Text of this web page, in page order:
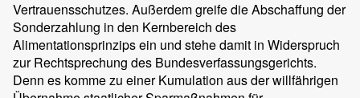
Vertrauensschutzes. Außerdem greife die Abschaffung der
Sonderzahlung in den Kernbereich des
Alimentationsprinzips ein und stehe damit in Widerspruch
zur Rechtsprechung des Bundesverfassungsgerichts.
Denn es komme zu einer Kumulation aus der willfährigen